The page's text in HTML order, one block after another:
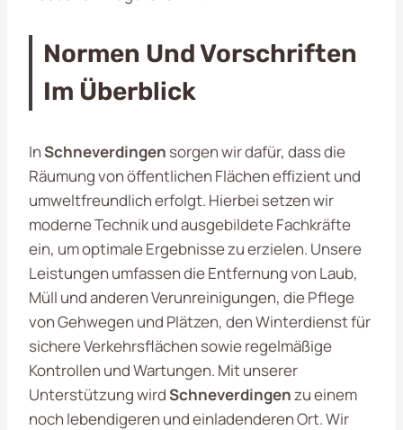
Normen Und Vorschriften
Im Überblick
InSchneverdingen sorgen wir dafür, dass die
Räumung von öffentlichen Flächen effizient und
umweltfreundlich erfolgt. Hierbei setzen wir
moderne Technik und ausgebildete Fachkräfte
ein, um optimale Ergebnisse zu erzielen. Unsere
Leistungen umfassen die Entfernung von Laub,
Müll und anderen Verunreinigungen, die Pflege
von Gehwegen und Plätzen, den Winterdienst für
sichere Verkehrsflächen sowie regelmäßige
Kontrollen und Wartungen. Mit unserer
Unterstützung wirdSchneverdingenzu einem
noch lebendigeren und einladenderen Ort. Wir